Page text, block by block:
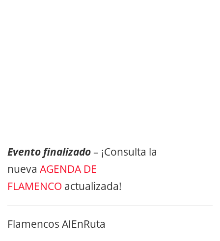
Evento finalizado– ¡Consulta la
nueva AGENDA DE
FLAMENCO actualizada!
Flamencos AIEnRuta